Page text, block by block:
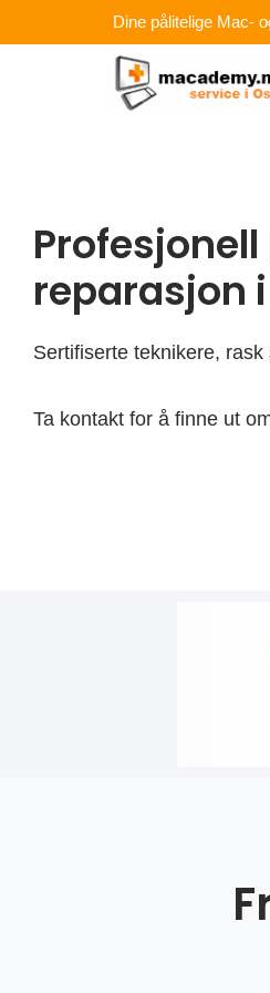
rett
Dine pålitelige Mac-
reparasjon
Sertifiserte teknikere,
Ta kontakt for å finne ut